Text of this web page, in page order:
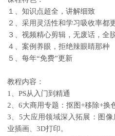
１、知识点超全，讲解细致
２、采用灵活性和学习吸收率都
３、视频精心剪辑，无废话，全
４、案例养眼，拒绝辣眼睛那种
５、每年“免费”更新
教程内容：
1、PS从入门到精通
2、6大商用专题：抠图+移除+换
3、5大应用领域深入拓展：图
业插画、3D打印。